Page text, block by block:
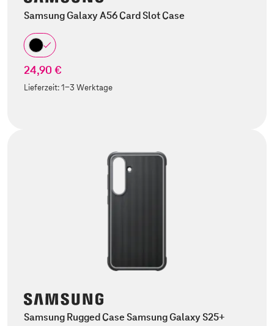
Samsung Galaxy A56 Card Slot Case
24,90 €
Lieferzeit:1-3 Werktage
Samsung Rugged Case Samsung Galaxy S25+